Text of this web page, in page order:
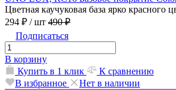
Цветная каучуковая база ярко красного
294 ₽ / шт 490 ₽
Подписаться
В корзину
Купить в 1 клик
К сравнению
В избранное
Нет в наличии